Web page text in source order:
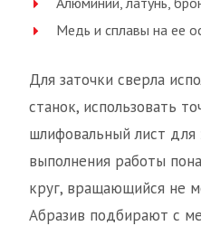
Медь и сплавы на ее
Для заточки сверла
станок, использовать
шлифовальный лист для
выполнения работы
круг, вращающийся не
Абразив подбирают с